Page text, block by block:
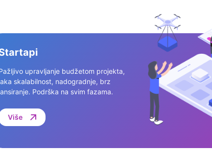
upravljanje budžetom projekta,
skalabilnost, nadogradnje, brz
Podrška na svim fazama.
Više